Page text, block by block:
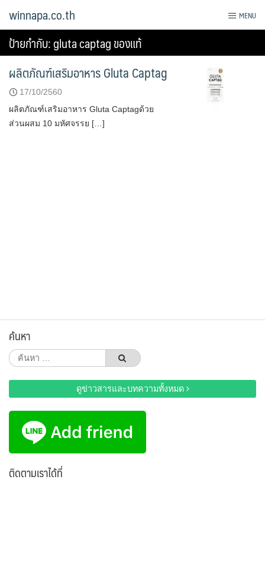
winnapa.co.th MENU
ป้ายกำกับ:gluta captag ของแท้
ผลิตภัณฑ์เสริมอาหาร Gluta Captag
17/10/2560
ผลิตภัณฑ์เสริมอาหาร Gluta Captagด้วย
ส่วนผสม 10 มหัศจรรย […]
ค้นหา
ค้นหา
สำหรับ:
ดูข่าวสารและบทความทั้งหมด
ติดตามเราได้ที่